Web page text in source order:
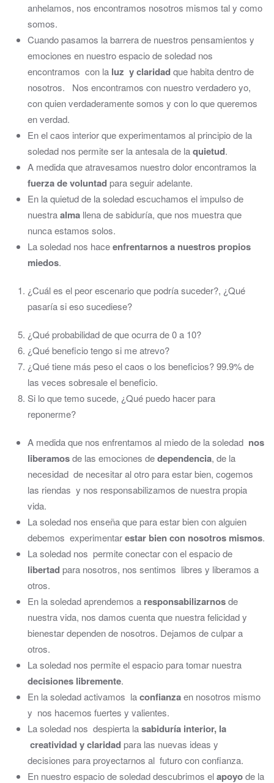
anhelamos, nos encontramos nosotros mismos tal y como
somos.
Cuando pasamos la barrera de nuestros pensamientos y
emociones en nuestro espacio de soledad nos
encontramos con la luz y claridadque habita dentro de
nosotros. Nos encontramos con nuestro verdadero yo,
con quien verdaderamente somos y con lo que queremos
en verdad.
En el caos interior que experimentamos al principio de la
soledad nos permite ser la antesala de laquietud.
A medida que atravesamos nuestro dolor encontramos la
fuerza de voluntadpara seguir adelante.
En la quietud de la soledad escuchamos el impulso de
nuestraalma llena de sabiduría, que nos muestra que
nunca estamos solos.
La soledad nos haceenfrentarnos a nuestros propios
miedos.
¿Cuál es el peor escenario que podría suceder?, ¿Qué
pasaría si eso sucediese?
¿Qué probabilidad de que ocurra de 0 a 10?
¿Qué beneficio tengo si me atrevo?
¿Qué tiene más peso el caos o los beneficios? 99.9% de
las veces sobresale el beneficio.
Si lo que temo sucede, ¿Qué puedo hacer para
reponerme?
A medida que nos enfrentamos al miedo de la soledad nos
liberamosde las emociones dedependencia, de la
necesidad de necesitar al otro para estar bien, cogemos
las riendas y nos responsabilizamos de nuestra propia
vida.
La soledad nos enseña que para estar bien con alguien
debemos experimentarestar bien con nosotros mismos.
La soledad nos permite conectar con el espacio de
libertadpara nosotros, nos sentimos libres y liberamos a
otros.
En la soledad aprendemos a responsabilizarnosde
nuestra vida, nos damos cuenta que nuestra felicidad y
bienestar dependen de nosotros. Dejamos de culpar a
otros.
La soledad nos permite el espacio para tomar nuestra
decisiones libremente.
En la soledad activamos laconfianzaen nosotros mismo
y nos hacemos fuertes y valientes.
La soledad nos despierta lasabiduría interior, la
creatividad y claridadpara las nuevas ideas y
decisiones para proyectarnos al futuro con confianza.
En nuestro espacio de soledad descubrimos elapoyode la